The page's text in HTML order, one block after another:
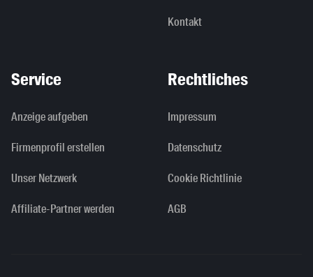
Kontakt
Service
Anzeige aufgeben
Firmenprofil erstellen
Unser Netzwerk
Affiliate-Partner werden
Rechtliches
Impressum
Datenschutz
Cookie Richtlinie
AGB